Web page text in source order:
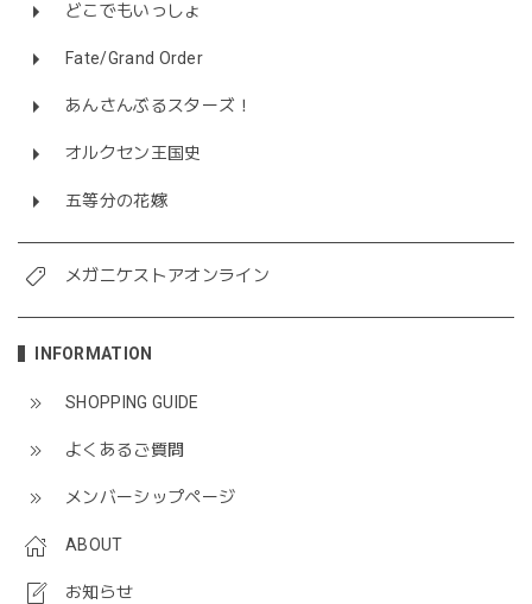
どこでもいっしょ
Fate/Grand Order
あんさんぶるスターズ！
オルクセン王国史
五等分の花嫁
メガニケストアオンライン
INFORMATION
SHOPPING GUIDE
よくあるご質問
メンバーシップページ
ABOUT
お知らせ